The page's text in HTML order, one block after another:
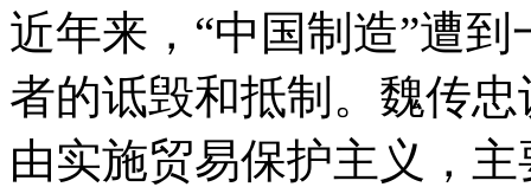
近年来，“中国制造”遭
者的诋毁和抵制。魏传
由实施贸易保护主义，